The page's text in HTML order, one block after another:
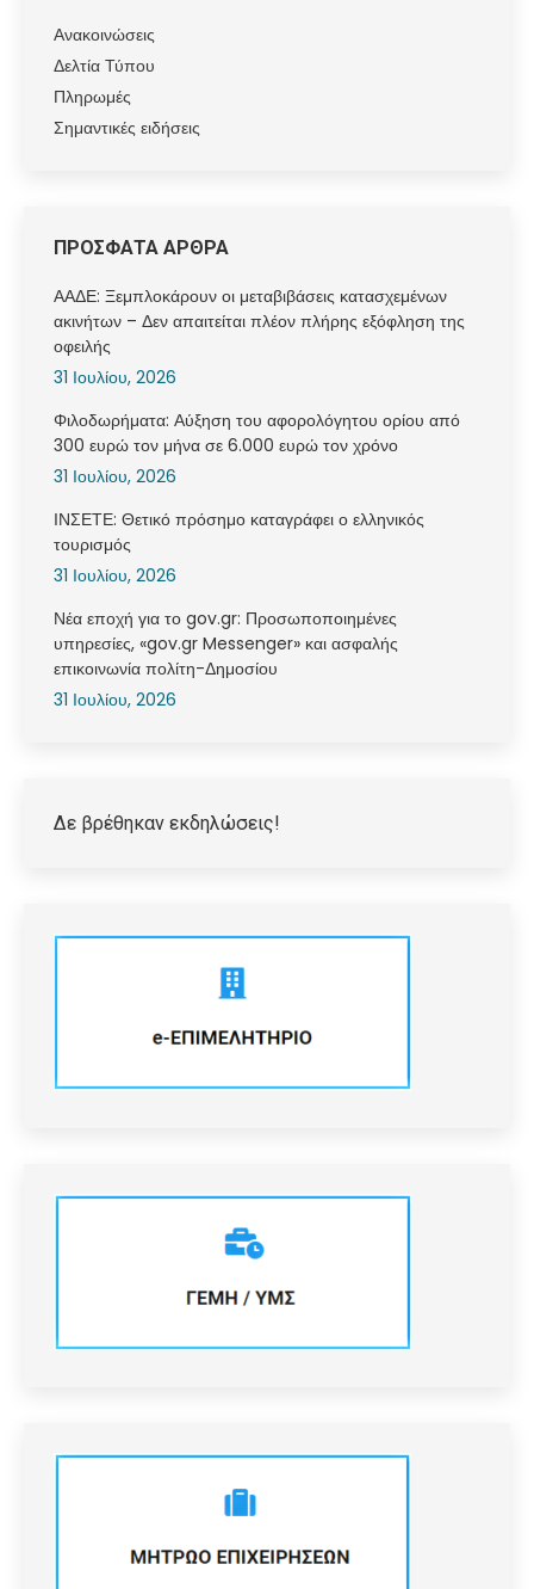
Ανακοινώσεις
Δελτία Τύπου
Πληρωμές
Σημαντικές ειδήσεις
ΠΡΟΣΦΑΤΑ ΑΡΘΡΑ
ΑΑΔΕ: Ξεμπλοκάρουν οι μεταβιβάσεις κατασχεμένων
ακινήτων – Δεν απαιτείται πλέον πλήρης εξόφληση της
οφειλής
31 Ιουλίου, 2026
Φιλοδωρήματα: Αύξηση του αφορολόγητου ορίου από
300 ευρώ τον μήνα σε 6.000 ευρώ τον χρόνο
31 Ιουλίου, 2026
ΙΝΣΕΤΕ: Θετικό πρόσημο καταγράφει ο ελληνικός
τουρισμός
31 Ιουλίου, 2026
Νέα εποχή για το gov.gr: Προσωποποιημένες
υπηρεσίες, «gov.gr Messenger» και ασφαλής
επικοινωνία πολίτη-Δημοσίου
31 Ιουλίου, 2026
Δε βρέθηκαν εκδηλώσεις!